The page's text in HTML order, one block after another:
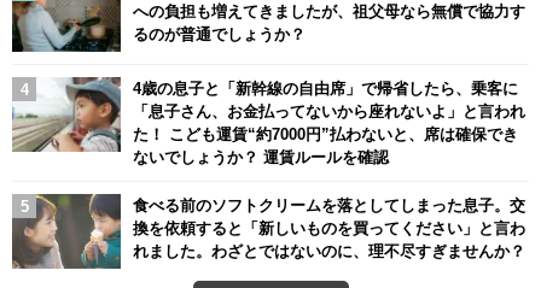
への負担も増えてきましたが、祖父母なら無償で協力す
るのが普通でしょうか？
4歳の息子と「新幹線の自由席」で帰省したら、乗客に
「息子さん、お金払ってないから座れないよ」と言われ
た！ こども運賃“約7000円”払わないと、席は確保でき
ないでしょうか？ 運賃ルールを確認
食べる前のソフトクリームを落としてしまった息子。交
換を依頼すると「新しいものを買ってください」と言わ
れました。わざとではないのに、理不尽すぎませんか？